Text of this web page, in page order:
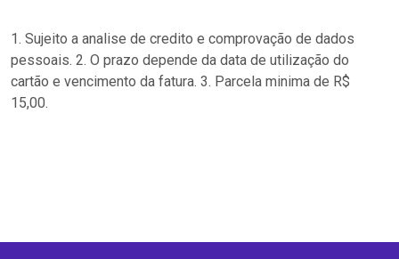
1. Sujeito a analise de credito e comprovação de dados
pessoais. 2. O prazo depende da data de utilização do
cartão e vencimento da fatura. 3. Parcela minima de R$
15,00.